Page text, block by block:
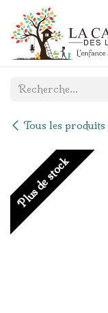
Se rendre au contenu
Tous les produits
Plus de stock